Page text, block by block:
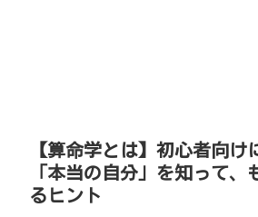
【算命学とは】初心者向け
「本当の自分」を知って、
るヒント